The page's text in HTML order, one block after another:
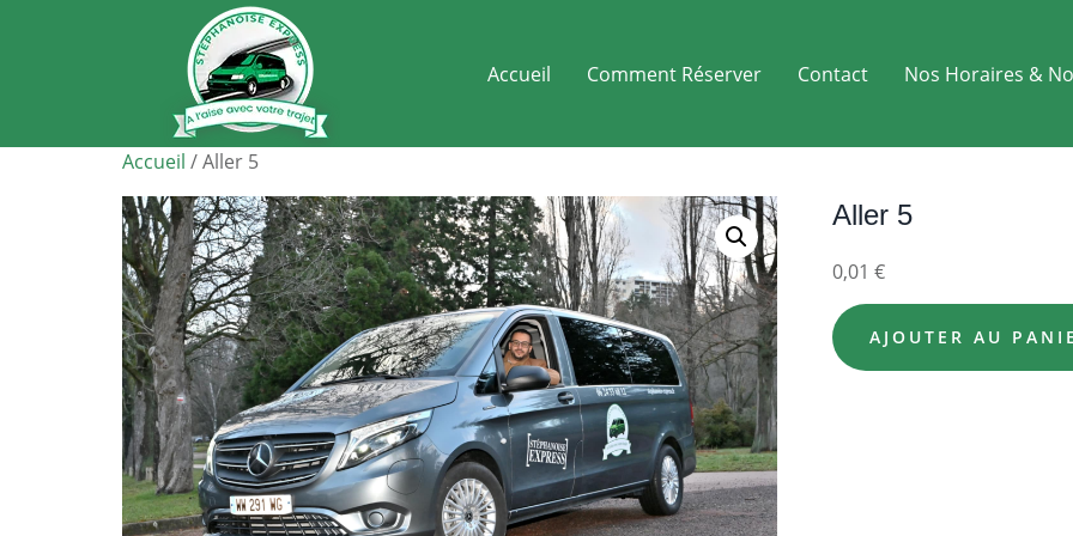
Accueil Comment Réserver Contact Nos Horaires &
Accueil / Aller 5
Aller 5
0,01 €
AJOUTER AU